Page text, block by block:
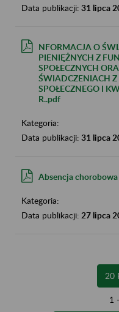
Data publikacji: 31 lipca
NFORMACJA O
PIENIĘŻNYCH Z
SPOŁECZNYCH
ŚWIADCZENIACH Z
SPOŁECZNEGO I
R..pdf
Kategoria:
Data publikacji: 31 lipca
Absencja
Kategoria:
Data publikacji: 27 lipca
20
1